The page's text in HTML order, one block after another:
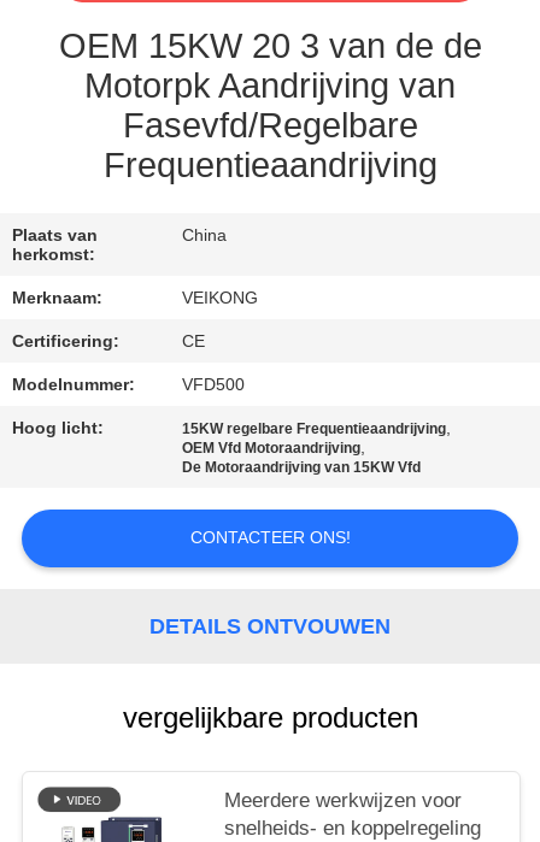
VERZOEK
OM EEN
CITAAT
SITEMAP
PRIVACYBELEID
OEM 15KW 20 3 van de de
Motorpk Aandrijving van
Fasevfd/Regelbare
Frequentieaandrijving
Plaats van
herkomst:
China
Merknaam: VEIKONG
Certificering: CE
Modelnummer: VFD500
Hoog licht: 15KW regelbare Frequentieaandrijving,
OEM Vfd Motoraandrijving,
De Motoraandrijving van 15KW Vfd
CONTACTEER ONS!
DETAILS ONTVOUWEN
vergelijkbare producten
Meerdere werkwijzen voor
snelheids- en koppelregeling